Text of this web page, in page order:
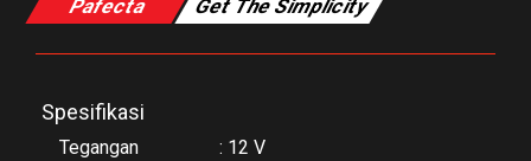
Pafecta Get The Simplicity
Spesifikasi
Tegangan : 12 V